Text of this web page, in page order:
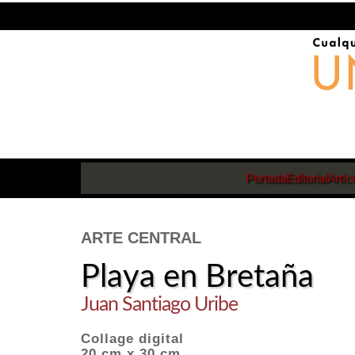
PortadaEditorial
ARTE CENTRAL
Playa en Bretaña
Juan Santiago Uribe
Collage digital